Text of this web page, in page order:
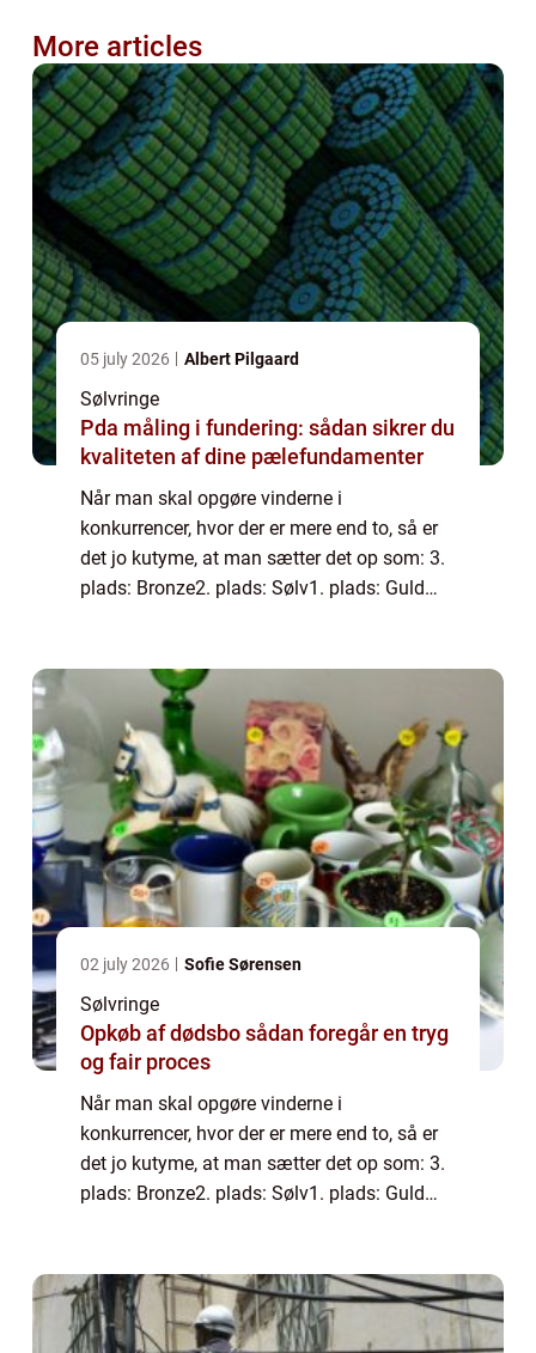
More articles
05 july 2026 Albert Pilgaard
Sølvringe
Pda måling i fundering: sådan sikrer du
kvaliteten af dine pælefundamenter
Når man skal opgøre vinderne i
konkurrencer, hvor der er mere end to, så er
det jo kutyme, at man sætter det op som: 3.
plads: Bronze2. plads: Sølv1. plads: Guld
02 july 2026 Sofie Sørensen
Sølvringe
Opkøb af dødsbo sådan foregår en tryg
og fair proces
Når man skal opgøre vinderne i
konkurrencer, hvor der er mere end to, så er
det jo kutyme, at man sætter det op som: 3.
plads: Bronze2. plads: Sølv1. plads: Guld
and...